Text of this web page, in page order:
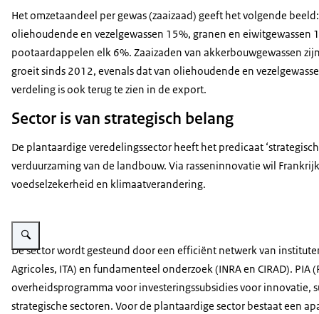
Het omzetaandeel per gewas (zaaizaad) geeft het volgende
oliehoudende en vezelgewassen 15%, granen en eiwitgewassen
pootaardappelen elk 6%. Zaaizaden van akkerbouwgewassen
groeit sinds 2012, evenals dat van oliehoudende en
verdeling is ook terug te zien in de export.
Sector is van strategisch belang
De plantaardige veredelingssector heeft het predicaat
verduurzaming van de landbouw. Via rasseninnovatie wil
voedselzekerheid en klimaatverandering.
Vergroot afbeelding Graan
De sector wordt gesteund door een efficiënt netwerk van
Agricoles, ITA) en fundamenteel onderzoek (INRA en CIRAD).
overheidsprogramma voor investeringssubsidies voor innovatie,
strategische sectoren. Voor de plantaardige sector bestaat een